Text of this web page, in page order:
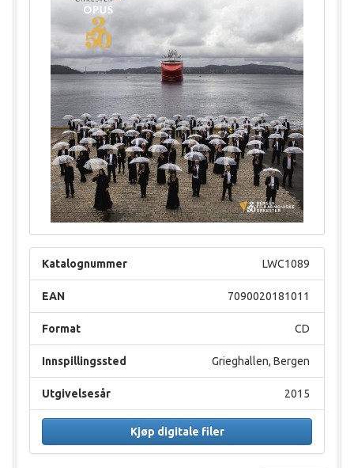
LWC1089
Katalognummer
7090020181011
EAN
CD
Format
Grieghallen, Bergen
Innspillingssted
2015
Utgivelsesår
Kjøp digitale filer